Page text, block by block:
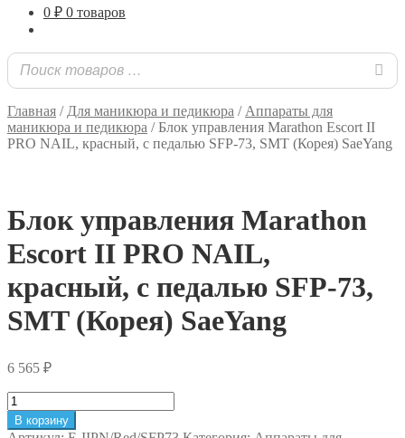
0 ₽ 0 товаров
Главная / Для маникюра и педикюра / Аппараты для
маникюра и педикюра /Блок управления Marathon Escort II
PRO NAIL, красный, с педалью SFP-73, SMT (Корея) SaeYang
Блок управления Marathon
Escort II PRO NAIL,
красный, с педалью SFP-73,
SMT (Корея) SaeYang
6 565 ₽
Количество
товара
Блок
В корзину